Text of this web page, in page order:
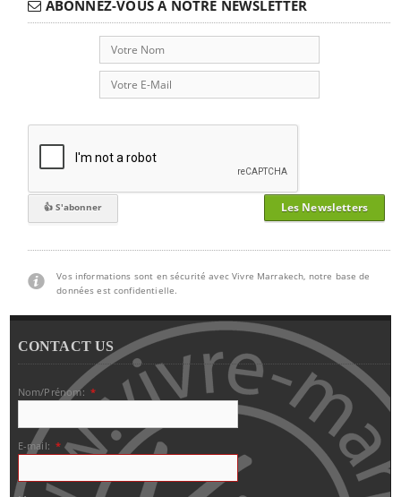
ABONNEZ-VOUS A NOTRE NEWSLETTER
Les Newsletters
Vos informations sont en sécurité avec Vivre Marrakech, notre base de
données est confidentielle.
CONTACT US
Nom/Prénom: *
E-mail: *